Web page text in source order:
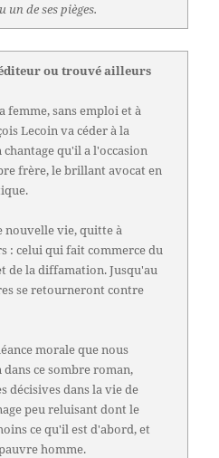
de ses pièges.
ou trouvé ailleurs
femme, sans emploi et à
Lecoin va céder à la
qu'il a l'occasion
frère, le brillant avocat en
nouvelle vie, quitte à
: celui qui fait commerce du
de la diffamation. Jusqu'au
se retourneront contre
morale que nous
dans ce sombre roman,
décisives dans la vie de
peu reluisant dont le
ce qu'il est d'abord, et
homme.